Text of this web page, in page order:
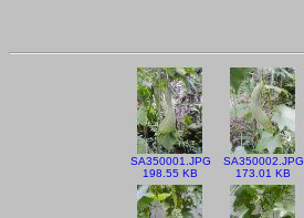
SA350001.JPG
198.55 KB
SA350002.JPG
173.01 KB